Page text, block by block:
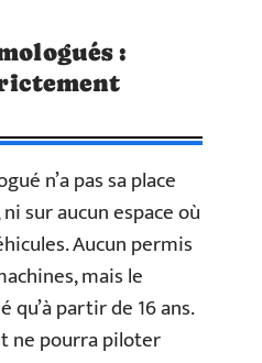
:
n’a pas sa place
sur aucun espace où
Aucun permis
mais le
qu’à partir de 16 ans.
ne pourra piloter